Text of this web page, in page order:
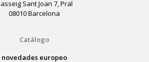
Sant Joan 7, Pral
08010 Barcelona
Catálogo
novedades europeo